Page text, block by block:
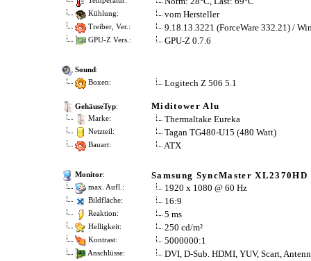
Kühlung: vom Hersteller
Treiber, Ver.: 9.18.13.3221 (ForceWare 332.21) /
GPU-Z Vers.: GPU-Z 0.7.6
Sound:
Boxen:
Logitech Z 506 5.1
GehäuseTyp: Miditower Alu
Marke: Thermaltake Eureka
Netzteil: Tagan TG480-U15 (480 Watt)
Bauart: ATX
Monitor: Samsung SyncMaster XL2370HD
max. Aufl.: 1920 x 1080 @ 60 Hz
Bildfläche: 16:9
Reaktion: 5 ms
Helligkeit: 250 cd/m²
Kontrast: 5000000:1
Anschlüsse: DVI, D-Sub. HDMI, YUV, Scart,